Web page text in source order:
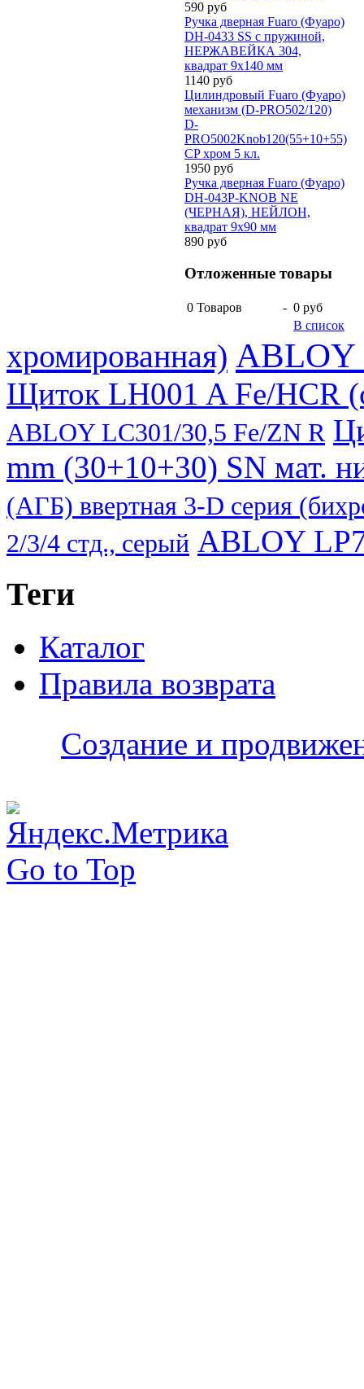
590 руб
Ручка дверная Fuaro (Фуаро)
DH-0433 SS с пружиной,
НЕРЖАВЕЙКА 304,
квадрат 9x140 мм
1140 руб
Цилиндровый Fuaro (Фуаро)
механизм (D-PRO502/120)
D-
PRO5002Knob120(55+10+55)
CP хром 5 кл.
1950 руб
Ручка дверная Fuaro (Фуаро)
DH-043P-KNOB NE
(ЧЕРНАЯ), НЕЙЛОН,
квадрат 9x90 мм
890 руб
Отложенные товары
0 Товаров - 0 руб
В список
хромированная) ABLOY
Щиток LH001 A Fe/НCR
ABLOY LC301/30,5 Fe/ZN R
mm (30+10+30) SN мат.
(АГБ) ввертная 3-D серия
2/3/4 стд., серый ABLOY
Теги
Каталог
Правила возврата
Создание и
Go to Top